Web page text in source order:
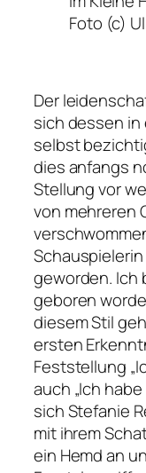
Foto (c)
Der
sich dessen in
selbst
dies anfangs
Stellung vor
von mehreren
geworden. Ich
geboren
diesem Stil
ersten
Feststellung
auch „Ich
sich Stefanie
mit ihrem
ein Hemd an